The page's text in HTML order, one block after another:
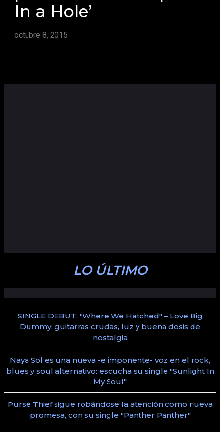
In a Hole’
octubre 8, 2015
LO ÚLTIMO
SINGLE DEBUT: "Where We Hatched" – Love Big
Dummy; guitarras crudas, luz y buena dosis de
nostalgia
Naya Sol es una nueva -e imponente- voz en el rock,
blues y soul alternativo; escucha su single "Sunlight In
My Soul"
Purse Thief sigue robándose la atención como nueva
promesa, con su single "Panther Panther"